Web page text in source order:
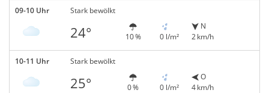
09-10 Uhr Stark bewölkt
24° 10 % 0 l/m²
N
2 km/h
10-11 Uhr Stark bewölkt
25° 0 % 0 l/m²
O
4 km/h